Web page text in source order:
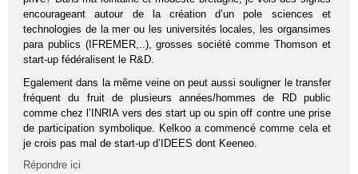
encourageant autour de la création d’un pole sciences et
technologies de la mer ou les universités locales, les organsimes
para publics (IFREMER,..), grosses société comme Thomson et
start-up fédéralisent le R&D.
Egalement dans la même veine on peut aussi souligner le transfer
fréquent du fruit de plusieurs années/hommes de RD public
comme chez l’INRIA vers des start up ou spin off contre une prise
de participation symbolique. Kelkoo a commencé comme cela et
je crois pas mal de start-up d’IDEES dont Keeneo.
Répondre ici